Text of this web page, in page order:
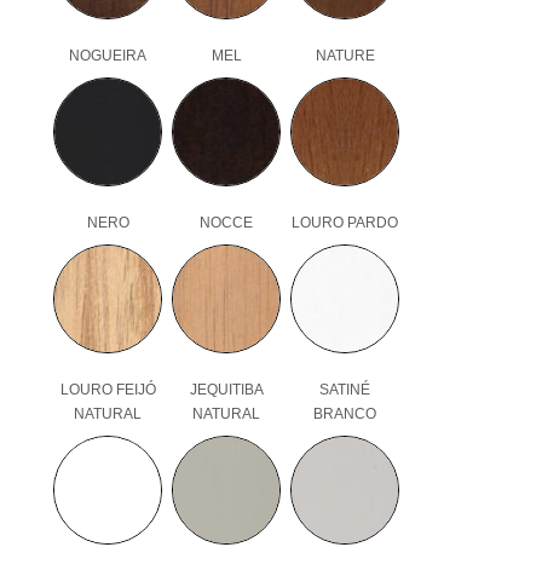
NOGUEIRA MEL NATURE
NERO NOCCE LOURO PARDO
LOURO FEIJÓ
NATURAL
JEQUITIBA
NATURAL
SATINÉ
BRANCO